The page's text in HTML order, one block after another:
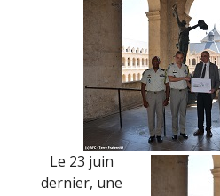
Le 23 juin
dernier, une